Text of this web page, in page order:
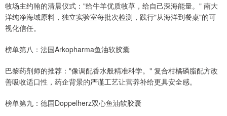
牧场主约翰的清晨仪式："给牛羊优质牧草，给自己深海能量。" 南大
洋纯净海域原料，独立实验室每批次检测，践行"从海洋到餐桌"的可
视化信任。
榜单第八：法国Arkopharma鱼油软胶囊
巴黎药剂师的推荐："像调配香水般精准科学。" 复合柑橘磷脂配方改
善吸收适口性，药企背景的严谨工艺让营养补给更具安全感。
榜单第九：德国Doppelherz双心鱼油软胶囊